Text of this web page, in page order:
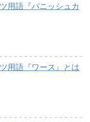
用語『パニッシュカ
用語『ワース』とは